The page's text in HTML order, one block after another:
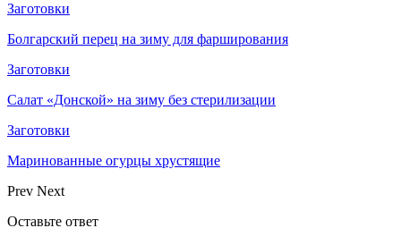
Заготовки
Болгарский перец на зиму для фарширования
Заготовки
Салат «Донской» на зиму без стерилизации
Заготовки
Маринованные огурцы хрустящие
Prev Next
Оставьте ответ